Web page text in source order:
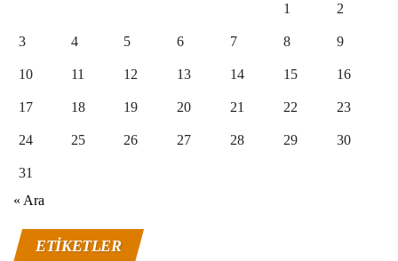
1 2
3 4 5 6 7 8 9
10 11 12 13 14 15 16
17 18 19 20 21 22 23
24 25 26 27 28 29 30
31
« Ara
ETIKETLER